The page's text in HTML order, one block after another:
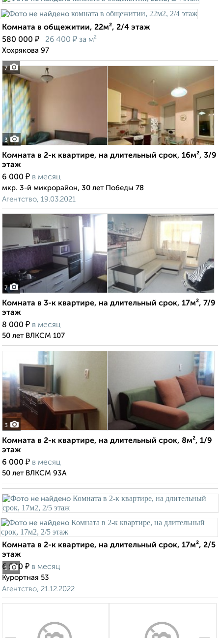
7
Комната в общежитии, 22м², 2/4 этаж
580 000 ₽ 26 400 ₽ за м²
Хохрякова 97
3
Комната в 2-к квартире, на длительный срок, 16м², 3/9
этаж
6 000 ₽ в месяц
мкр. 3-й микрорайон, 30 лет Победы 78
Агентство, 19.03.2021
7
Комната в 3-к квартире, на длительный срок, 17м², 7/9
этаж
8 000 ₽ в месяц
50 лет ВЛКСМ 107
3
Комната в 2-к квартире, на длительный срок, 8м², 1/9
этаж
6 000 ₽ в месяц
50 лет ВЛКСМ 93А
1
Комната в 2-к квартире, на длительный срок, 17м², 2/5
этаж
6 500 ₽ в месяц
Курортная 53
Агентство, 21.12.2022